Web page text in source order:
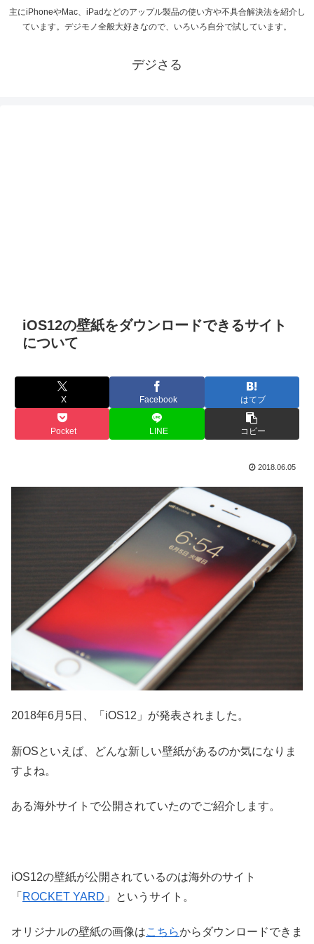
主にiPhoneやMac、iPadなどのアップル製品の使い方や不具合解決法を紹介し
ています。デジモノ全般大好きなので、いろいろ自分で試しています。
デジさる
iOS12の壁紙をダウンロードできるサイト
について
X Facebook はてブ
Pocket LINE コピー
2018.06.05
2018年6月5日、「iOS12」が発表されました。
新OSといえば、どんな新しい壁紙があるのか気になりま
すよね。
ある海外サイトで公開されていたのでご紹介します。
iOS12の壁紙が公開されているのは海外のサイト
「 ROCKET YARD 」というサイト。
オリジナルの壁紙の画像はこちらからダウンロードできま